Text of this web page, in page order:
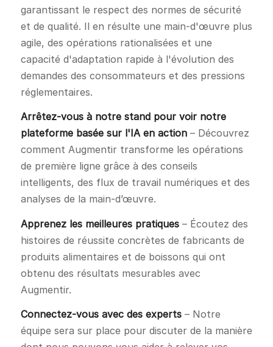
garantissant le respect des normes de sécurité
et de qualité. Il en résulte une main-d'œuvre plus
agile, des opérations rationalisées et une
capacité d'adaptation rapide à l'évolution des
demandes des consommateurs et des pressions
réglementaires.
Arrêtez-vous à notre stand pour voir notre
plateforme basée sur l'IA en action– Découvrez
comment Augmentir transforme les opérations
de première ligne grâce à des conseils
intelligents, des flux de travail numériques et des
analyses de la main-d’œuvre.
Apprenez les meilleures pratiques– Écoutez des
histoires de réussite concrètes de fabricants de
produits alimentaires et de boissons qui ont
obtenu des résultats mesurables avec
Augmentir.
Connectez-vous avec des experts– Notre
équipe sera sur place pour discuter de la manière